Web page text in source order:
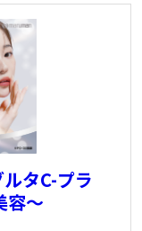
タC-プラ
容～